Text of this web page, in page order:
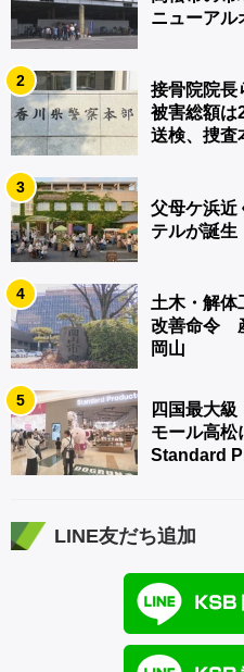
ニューアル
2
接骨院院
被害総額
送検、捜査
3
父母ケ浜近
テルが誕
4
土木・解体
改善命令
岡山
5
四国最大
モール高
Standard
LINE友だち追加